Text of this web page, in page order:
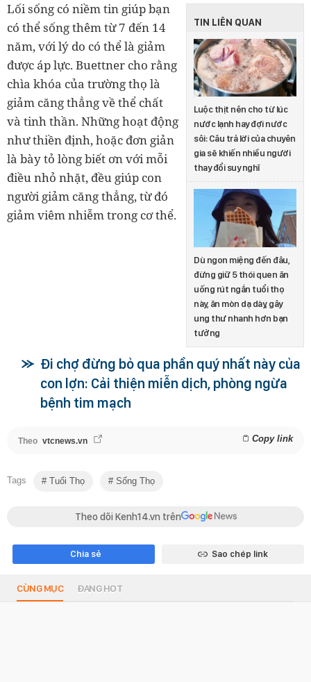
TIN LIÊN QUAN
Luộc thịt nên cho từ lúc
nước lạnh hay đợi nước
sôi: Câu trả lời của chuyên
gia sẽ khiến nhiều người
thay đổi suy nghĩ
Dù ngon miệng đến đâu,
đừng giữ 5 thói quen ăn
uống rút ngắn tuổi thọ
này, ăn mòn dạ dày, gây
ung thư nhanh hơn bạn
tưởng
Lối sống có niềm tin giúp bạn
có thể sống thêm từ 7 đến 14
năm, với lý do có thể là giảm
được áp lực. Buettner cho rằng
chìa khóa của trường thọ là
giảm căng thẳng về thể chất
và tinh thần. Những hoạt động
như thiền định, hoặc đơn giản
là bày tỏ lòng biết ơn với mỗi
điều nhỏ nhặt, đều giúp con
người giảm căng thẳng, từ đó
giảm viêm nhiễm trong cơ thể.
Đi chợ đừng bỏ qua phần quý nhất này của
con lợn: Cải thiện miễn dịch, phòng ngừa
bệnh tim mạch
Theo vtcnews.vn Copy link
Tags Tuổi Thọ Sống Thọ
Theo dõi Kenh14.vn trên
Chia sẻ Sao chép link
CÙNG MỤC ĐANG HOT